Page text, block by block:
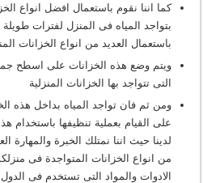
كما اننا نقوم باستعمال افضل انواع
بتواجد المياه فى المنزل لفترات
باستعمال العديد من انواع الخزانات
ويتم وضع هذه الخزانات على اسطح
التى تتواجد بها الخزانات المنزلية
ومن ثم فان تواجد المياه بداخل هذه
على القيام بعملية تنظيفها باستخدام
لدينا حيث اننا نمتلك الخبرة والمهارة
من انواع الخزانات المتواجدة فى
الادوات والمواد التى تستخدم فى